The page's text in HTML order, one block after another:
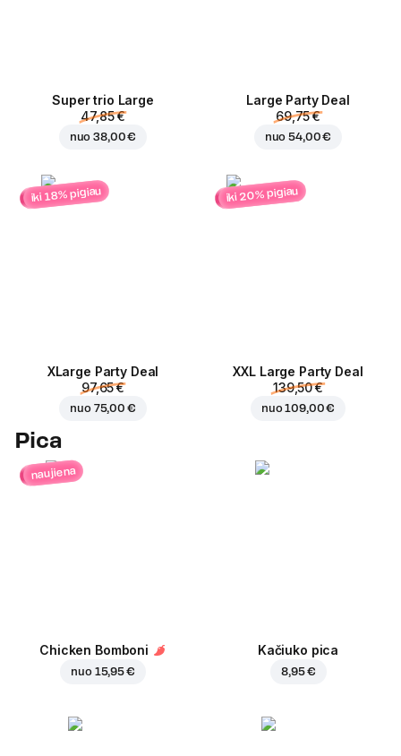
Super trio Large
47,85 €
nuo38,00 €
Large Party Deal
69,75 €
nuo54,00 €
iki 18% pigiau
ХLarge Party Deal
97,65 €
nuo 75,00 €
iki 20% pigiau
XXL Large Party Deal
139,50 €
nuo109,00 €
Pica
naujiena
Chicken Bomboni
nuo 15,95 €
Kačiuko pica
8,95 €